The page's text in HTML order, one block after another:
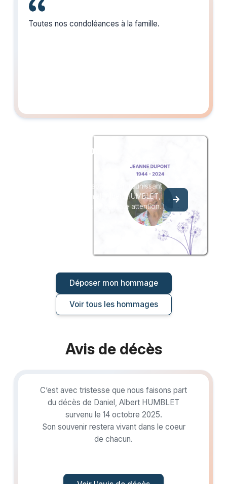
Toutes nos condoléances à la famille.
Créez un album
Créez un album collaboratif en réunissant
les hommages à Daniel, Albert HUMBLET,
pour vous ou pour une délicate attention.
Déposer mon hommage
Voir tous les hommages
Avis de décès
C’est avec tristesse que nous faisons part
du décès de Daniel, Albert HUMBLET
survenu le 14 octobre 2025.
Son souvenir restera vivant dans le coeur
de chacun.